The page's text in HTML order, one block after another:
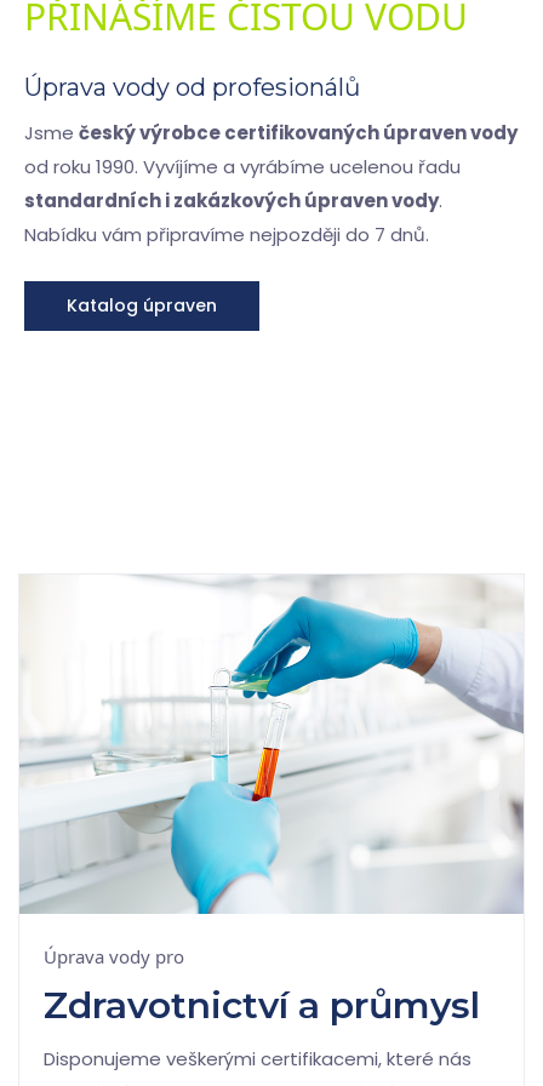
PŘINÁŠÍME ČISTOU VODU
Úprava vody od profesionálů
Jsme český výrobce certifikovaných úpraven vody
od roku 1990. Vyvíjíme a vyrábíme ucelenou řadu
standardních i zakázkových úpraven vody.
Nabídku vám připravíme nejpozději do 7 dnů.
Katalog úpraven
Úprava vody pro
Zdravotnictví a průmysl
Disponujeme veškerými certifikacemi, které nás